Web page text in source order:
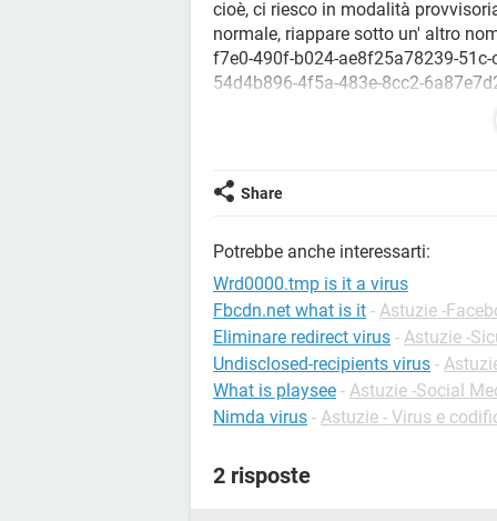
cioè, ci riesco in modalità
normale, riappare sotto un' altro
f7e0-490f-b024-ae8f25a78239-
54d4b896-4f5a-483e-8cc2-
disinstallato avg, eliminavo anche
settings\nome utente\impost.
ineliminabile. cos è? sono in
in safe mode, nn lo vedo neanche,
riesco ad eliminarlo. sono dei virus,
Share
Potrebbe anche interessarti:
Wrd0000.tmp is it a virus
Fbcdn.net what is it - Astuzie -
Eliminare redirect virus - Astuzie -
Undisclosed-recipients virus -
What is playsee - Astuzie -Social
Nimda virus - Astuzie - Virus e
2 risposte